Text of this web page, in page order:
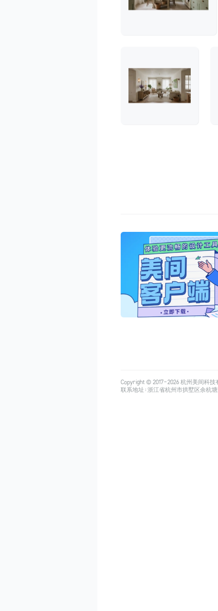
Copyright © 2017-2026杭州美间科技
联系地址：浙江省杭州市拱墅区余杭